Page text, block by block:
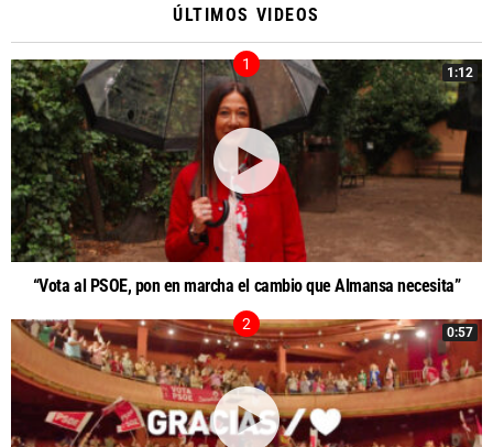
ÚLTIMOS VIDEOS
1:12
“Vota al PSOE, pon en marcha el cambio que Almansa necesita”
0:57